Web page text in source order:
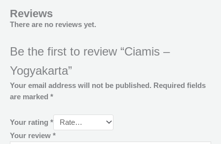
Reviews
There are no reviews yet.
Be the first to review “Ciamis –
Yogyakarta”
Your email address will not be published. Required fields
are marked *
Your rating *
Your review *